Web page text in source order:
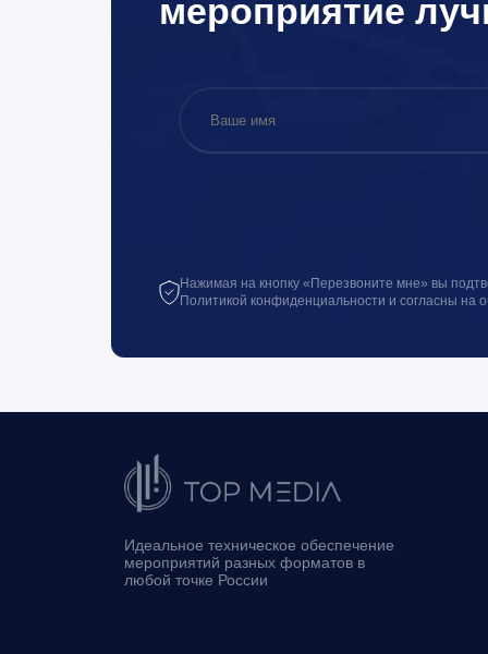
мероприятие
Нажимая на кнопку «Перезвоните мне» вы
Политикой конфиденциальности и согласны на
Идеальное техническое обеспечение
мероприятий разных форматов в
любой точке России